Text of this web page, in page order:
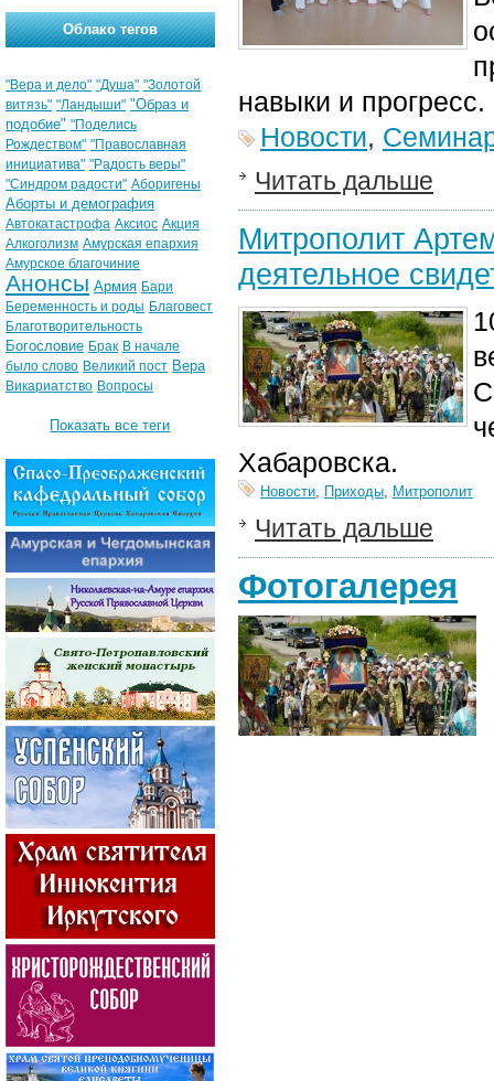
навыки и прогресс.
Новости,
Читать дальше
Митрополит
деятельное
Хабаровска.
Новости, Приходы, Митрополит
Читать дальше
Фотогалерея
Облако тегов
"Вера и дело" "Душа" "Золотой
витязь" "Ландыши" "Образ и
подобие" "Поделись
Рождеством" "Православная
инициатива" "Радость веры"
"Синдром радости" Аборигены
Аборты и демография
Автокатастрофа Аксиос Акция
Алкоголизм Амурская епархия
Амурское благочиние
Анонсы Армия Бари
Беременность и роды Благовест
Благотворительность
Богословие Брак В начале
было слово Великий пост Вера
Викариатство Вопросы
Показать все теги